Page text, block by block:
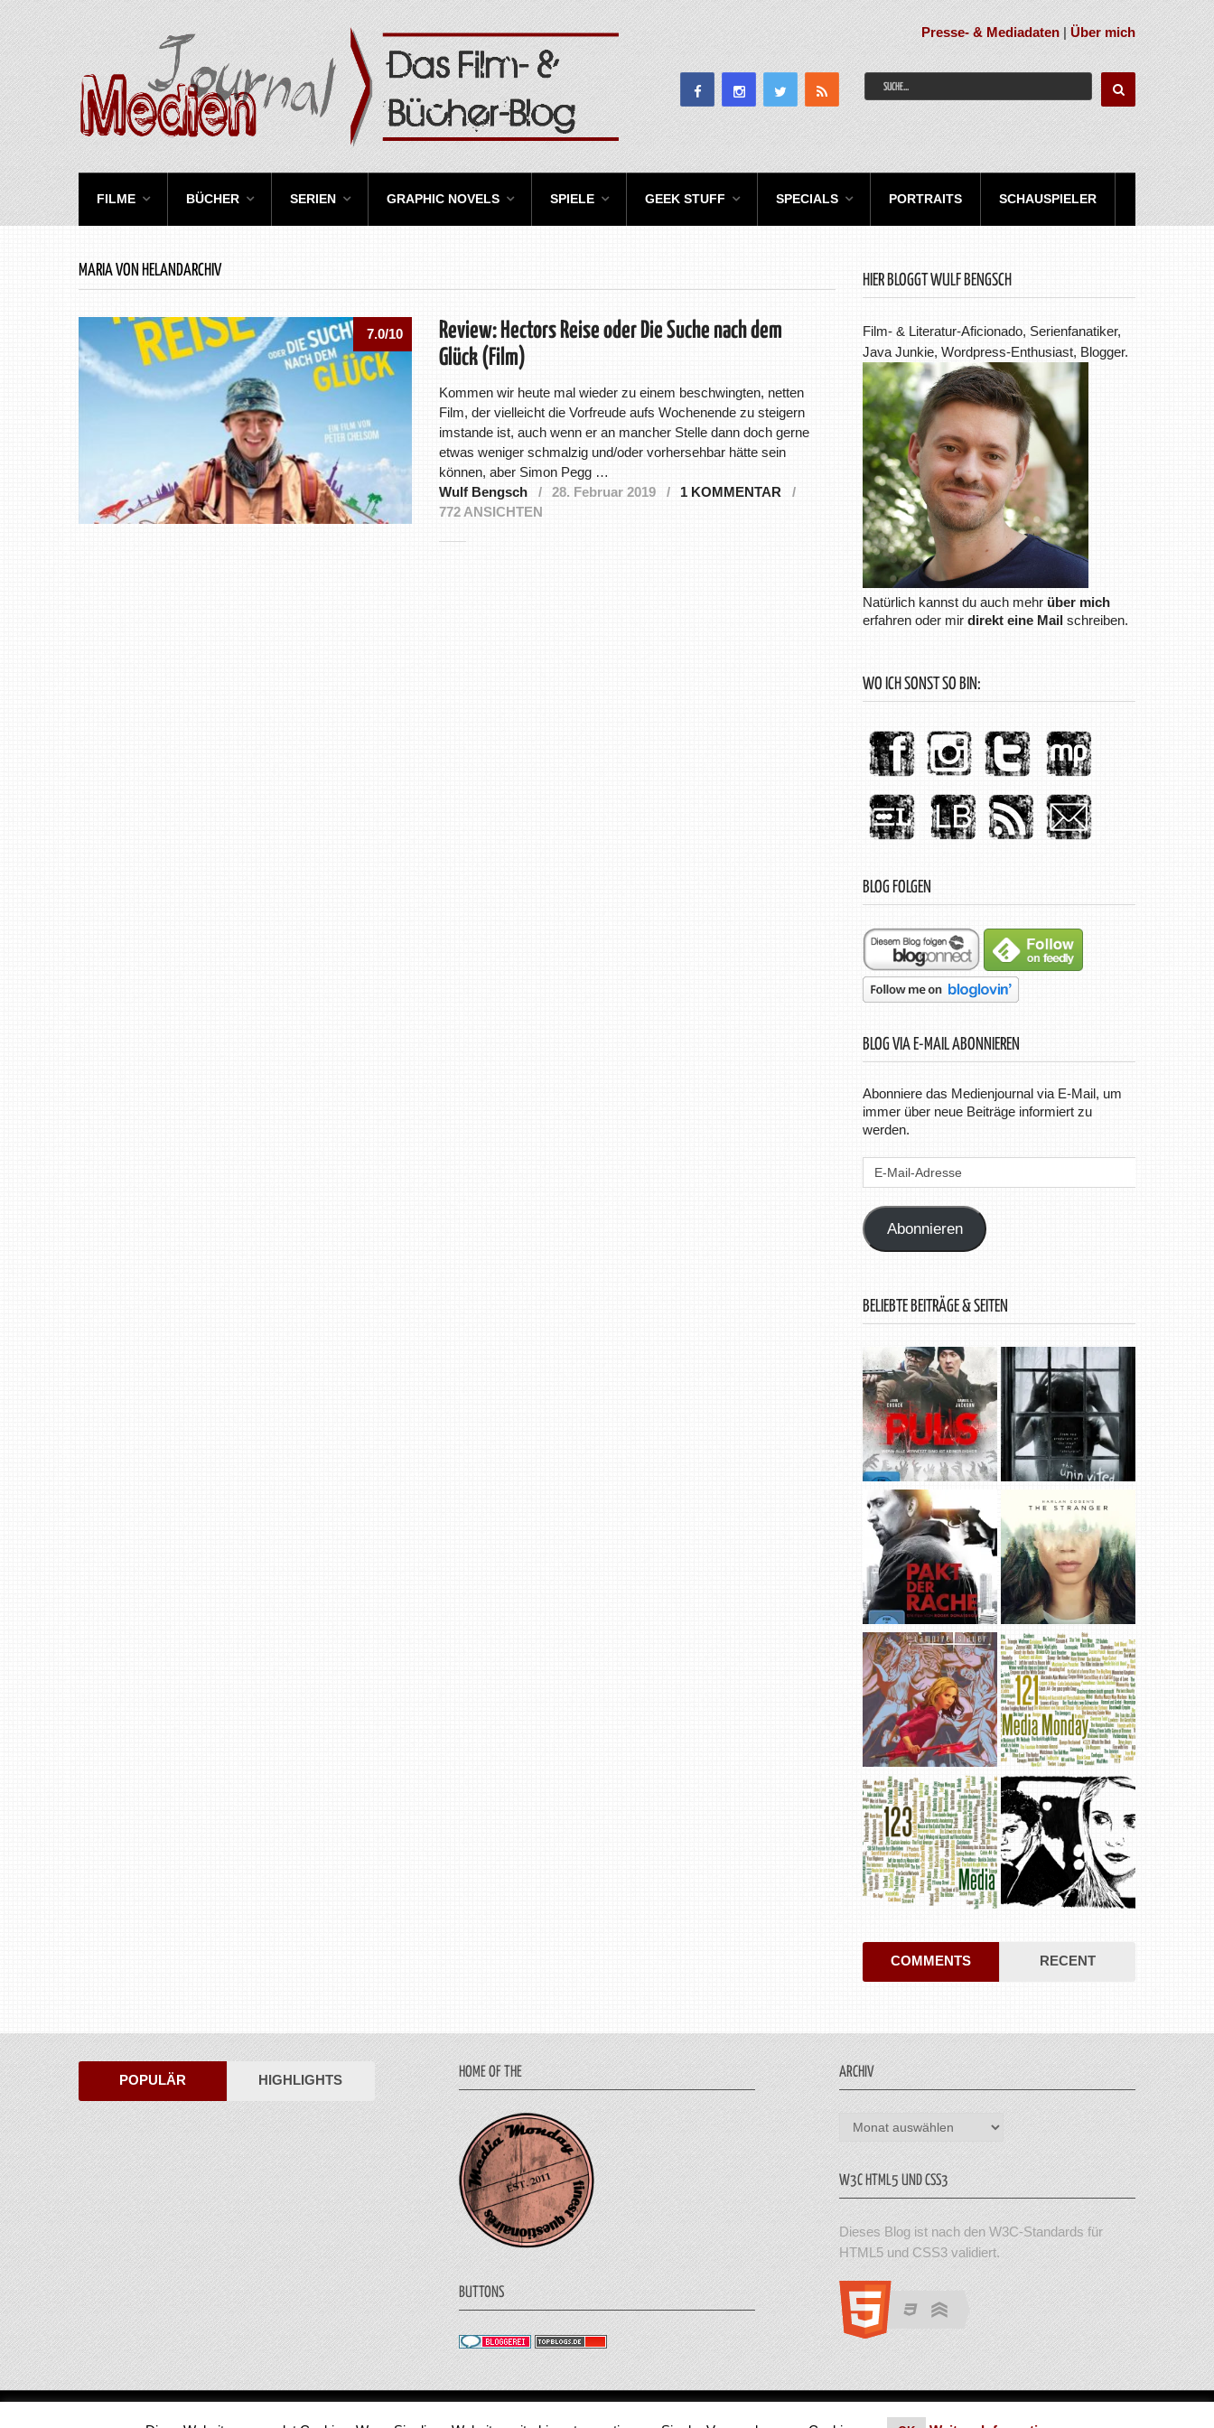
Presse- & Mediadaten |Über mich
FILME BÜCHER SERIEN GRAPHIC NOVELS SPIELE GEEK STUFF SPECIALS PORTRAITS SCHAUSPIELER
MARIA VON HELANDARCHIV
7.0/10
Review: Hectors Reise oder Die Suche nach dem
Glück (Film)
Kommen wir heute mal wieder zu einem beschwingten, netten
Film, der vielleicht die Vorfreude aufs Wochenende zu steigern
imstande ist, auch wenn er an mancher Stelle dann doch gerne
etwas weniger schmalzig und/oder vorhersehbar hätte sein
können, aber Simon Pegg …
Wulf Bengsch
28. Februar 2019
1 KOMMENTAR
772 ANSICHTEN
HIER BLOGGT WULF BENGSCH
Film- & Literatur-Aficionado, Serienfanatiker,
Java Junkie, Wordpress-Enthusiast, Blogger.
Natürlich kannst du auch mehr über mich
erfahren oder mirdirekt eine Mail schreiben.
WO ICH SONST SO BIN:
BLOG FOLGEN
BLOG VIA E-MAIL ABONNIEREN
Abonniere das Medienjournal via E-Mail, um
immer über neue Beiträge informiert zu
werden.
E-
Abonnieren
BELIEBTE BEITRÄGE & SEITEN
COMMENTS RECENT
POPULÄR HIGHLIGHTS HOME OF THE
BUTTONS
ARCHIV
Archiv
W3C HTML5 UND CSS3
Dieses Blog ist nach den W3C-Standards für
HTML5 und CSS3 validiert.
Medienjournal Copyright © 2026. © 2011 - 2018 Medienjournal. Alle Rechte vorbehalten. Theme von MyThemeShop. Impressum